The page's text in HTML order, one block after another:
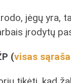
jėgų yra,
įrodytų
(visas